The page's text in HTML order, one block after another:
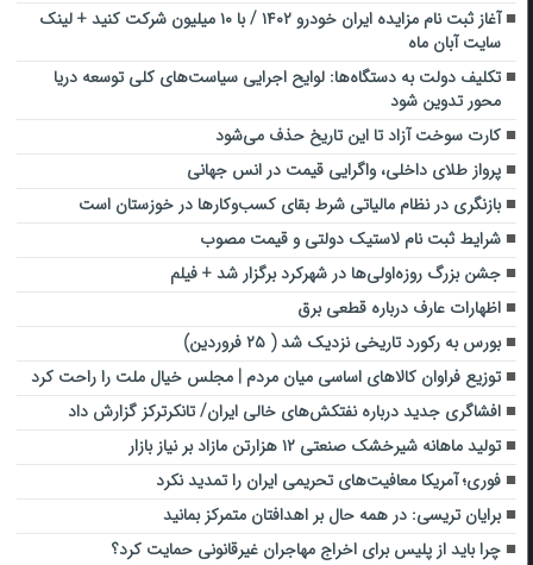
آغاز ثبت نام مزایده ایران خودرو ۱۴۰۲ / با ۱۰ میلیون شرکت کنید + لینک
سایت آبان‌ ماه
تکلیف دولت به دستگاه‌ها: لوایح اجرایی سیاست‌های کلی توسعه دریا
محور تدوین شود
کارت سوخت آزاد تا این تاریخ حذف می‌شود
پرواز طلای داخلی، واگرایی قیمت در انس جهانی
بازنگری در نظام مالیاتی شرط بقای کسب‌وکارها در خوزستان است
شرایط ثبت نام لاستیک دولتی و قیمت مصوب
جشن بزرگ روزه‌اولی‌ها در شهرکرد برگزار شد + فیلم
اظهارات عارف درباره قطعی برق
بورس به رکورد تاریخی نزدیک شد ( ۲۵ فروردین)
توزیع فراوان کالاهای اساسی میان مردم | مجلس خیال ملت را راحت کرد
افشاگری جدید درباره نفتکش‌های خالی ایران/ تانکرترکز گزارش داد
تولید ماهانه شیرخشک صنعتی ۱۲ هزارتن مازاد بر نیاز بازار
فوری؛ آمریکا معافیت‌های تحریمی ایران را تمدید نکرد
برایان تریسی: در همه حال بر اهدافتان متمرکز بمانید
چرا باید از پلیس برای اخراج مهاجران غیرقانونی حمایت کرد؟